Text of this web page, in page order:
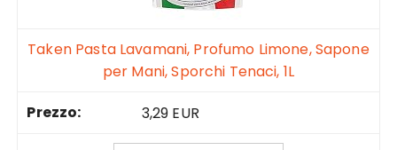
Taken Pasta Lavamani, Profumo Limone, Sapone
per Mani, Sporchi Tenaci, 1L
3,29 EUR